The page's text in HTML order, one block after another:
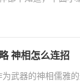
神相怎么连招
武器的神相儒雅